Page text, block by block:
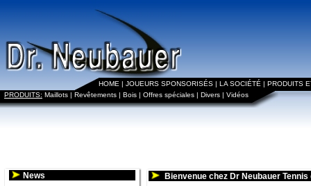
HOME | JOUEURS SPONSORISÉS | LA SOCIÉTÉ | PRODUITS
PRODUITS: Maillots | Revêtements | Bois | Offres spéciales | Divers | Vidéos
News Bienvenue chez Dr Neubauer Tennis